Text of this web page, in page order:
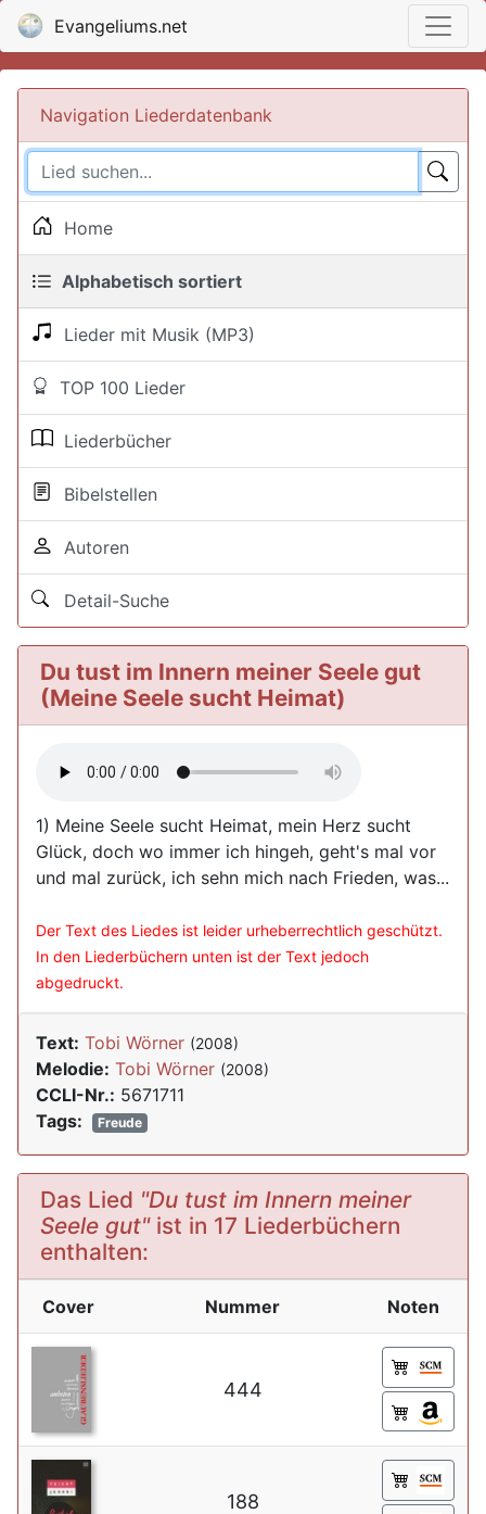
Evangeliums.net
Navigation Liederdatenbank
Home
Alphabetisch sortiert
Lieder mit Musik (MP3)
TOP 100 Lieder
Liederbücher
Bibelstellen
Autoren
Detail-Suche
Du tust im Innern meiner Seele gut
(Meine Seele sucht Heimat)
1) Meine Seele sucht Heimat, mein Herz sucht
Glück, doch wo immer ich hingeh, geht's mal vor
und mal zurück, ich sehn mich nach Frieden, was...
Der Text des Liedes ist leider urheberrechtlich geschützt.
In den Liederbüchern unten ist der Text jedoch
abgedruckt.
Text: Tobi Wörner (2008)
Melodie: Tobi Wörner (2008)
CCLI-Nr.: 5671711
Tags:
Freude
Das Lied "Du tust im Innern meiner
Seele gut"ist in 17 Liederbüchern
enthalten:
Cover Nummer Noten
444
188